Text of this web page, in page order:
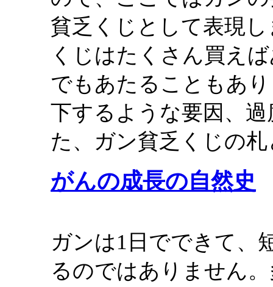
貧乏くじとして表現
くじはたくさん買え
でもあたることもあ
下するような要因、
た、ガン貧乏くじの
がんの成長の自然史
ガンは1日でできて、
るのではありません